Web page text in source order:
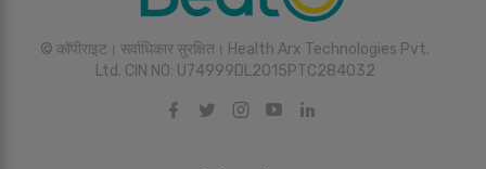
© कॉपीराइट। सर्वाधिकार सुरक्षित। Health Arx Technologies Pvt.
Ltd. CIN NO: U74999DL2015PTC284032